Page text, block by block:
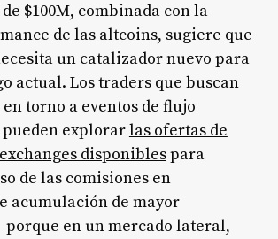
$100M, combinada con la
de las altcoins, sugiere que
un catalizador nuevo para
actual. Los traders que buscan
torno a eventos de flujo
explorarlas ofertas de
disponiblespara
de las comisiones en
acumulación de mayor
en un mercado lateral,